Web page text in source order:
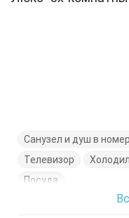
Санузел и душ в
Телевизор
Посуда